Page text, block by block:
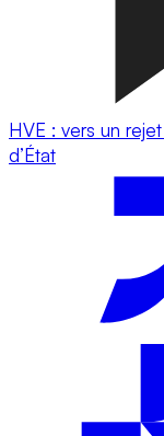
HVE : vers un
d’État